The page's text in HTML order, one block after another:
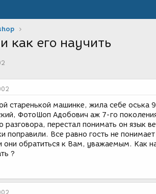
как его научить
старенькой машинке, жила себе оська
ФотоШоп Адобович аж 7-го
разговора, перестал понимать он язык
поправили. Все равно гость не
они обратиться к Вам, уважаемым. Как
?